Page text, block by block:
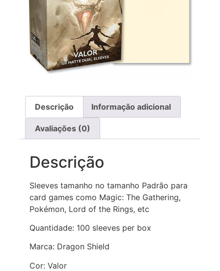
Descrição Informação adicional
Avaliações (0)
Descrição
Sleeves tamanho no tamanho Padrão para
card games como Magic: The Gathering,
Pokémon, Lord of the Rings, etc
Quantidade: 100 sleeves per box
Marca: Dragon Shield
Cor: Valor